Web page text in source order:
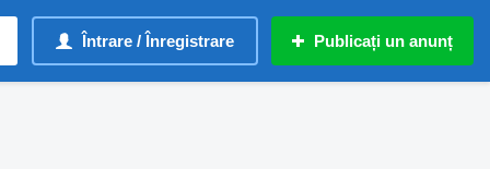
Întrare / Înregistrare Publicați un anunț